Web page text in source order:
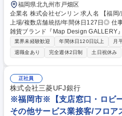
福岡県北九州市戸畑区
企業名 株式会社ゼンリン 求人名 【福岡/店舗統括マネージャー】プライム
上場/複数店舗統括/年間休日127日◎ 仕事の内容 弊社が展開する地図柄の
雑貨ブランド『Map Design GALLERY
ス業務を担う部署の組織マネージメントをお任せ
向けた店舗運営戦略の立案・推進や、バ
て、店舗と本部の連携強化および業績
す。 【具体的には】■組織のマネージ
店舗運営戦略の立案・推進 募集職種 【福岡/店舗統括マネージャー】プラ
イム上場/複数店舗統括/年間休日127日◎
業界未経験歓迎 年間休日120日以上
月
退職金あり
完全週休2日制 土日祝休み
正社員
株式会社三菱UFJ銀行
※福岡市※【支店窓口・ロビ
その他サービス業接客/フロア